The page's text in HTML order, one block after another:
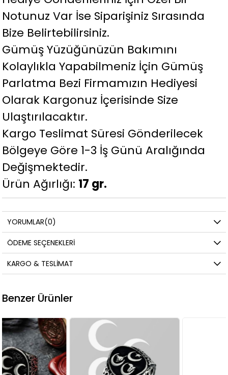
Notunuz Var İse Siparişiniz Sırasında
Bize Belirtebilirsiniz.
Gümüş Yüzüğünüzün Bakımını
Kolaylıkla Yapabilmeniz İçin Gümüş
Parlatma Bezi Firmamızın Hediyesi
Olarak Kargonuz İçerisinde Size
Ulaştırılacaktır.
Kargo Teslimat Süresi Gönderilecek
Bölgeye Göre 1-3 İş Günü Aralığında
Değişmektedir.
Ürün Ağırlığı: 17 gr.
YORUMLAR(0)
ÖDEME SEÇENEKLERI
KARGO & TESLIMAT
Benzer Ürünler